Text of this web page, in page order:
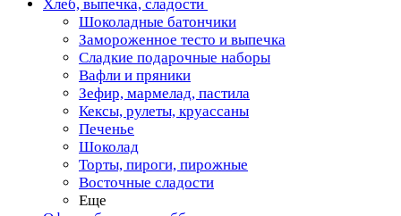
Хлеб, выпечка, сладости
Шоколадные батончики
Замороженное тесто и выпечка
Сладкие подарочные наборы
Вафли и пряники
Зефир, мармелад, пастила
Кексы, рулеты, круассаны
Печенье
Шоколад
Торты, пироги, пирожные
Восточные сладости
Еще